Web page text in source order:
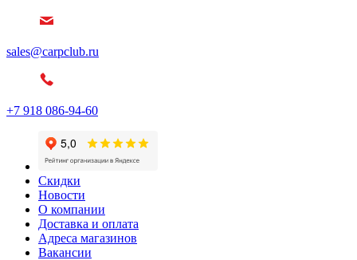
sales@carpclub.ru
+7 918 086-94-60
Скидки
Новости
О компании
Доставка и оплата
Адреса магазинов
Вакансии